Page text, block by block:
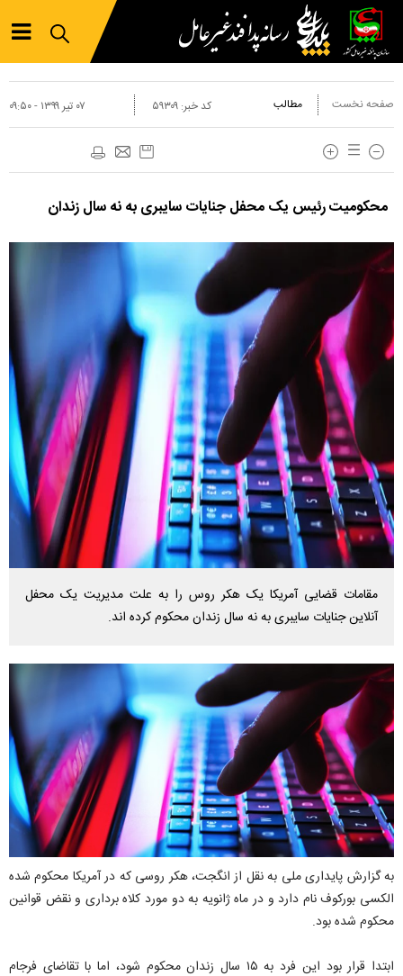
صفحه نخست مطالب ۰۷ تير ۱۳۹۹ - ۰۹:۵۰ کد خبر:۵۹۳۰۹
محکومیت رئیس یک محفل جنایات سایبری به نه سال زندان
مقامات قضایی آمریکا یک هکر روس را به علت مدیریت یک محفل
آنلاین جنایات سایبری به نه سال زندان محکوم کرده اند.
به گزارش پایداری ملی به نقل از انگجت، هکر روسی که در آمریکا محکوم شده
الکسی بورکوف نام دارد و در ماه ژانویه به دو مورد کلاه برداری و نقض قوانین
محکوم شده بود.
ابتدا قرار بود این فرد به ۱۵ سال زندان محکوم شود، اما با تقاضای فرجام